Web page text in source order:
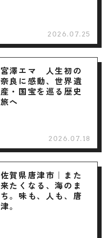
2026.07.25
宮澤エマ 人生初の
奈良に感動、世界遺
産・国宝を巡る歴史
旅へ
2026.07.18
佐賀県唐津市｜また
来たくなる、海のま
ち。味も、人も、唐
津。